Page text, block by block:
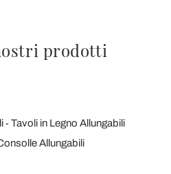
prodotti
Tavoli in Legno Allungabili
Allungabili